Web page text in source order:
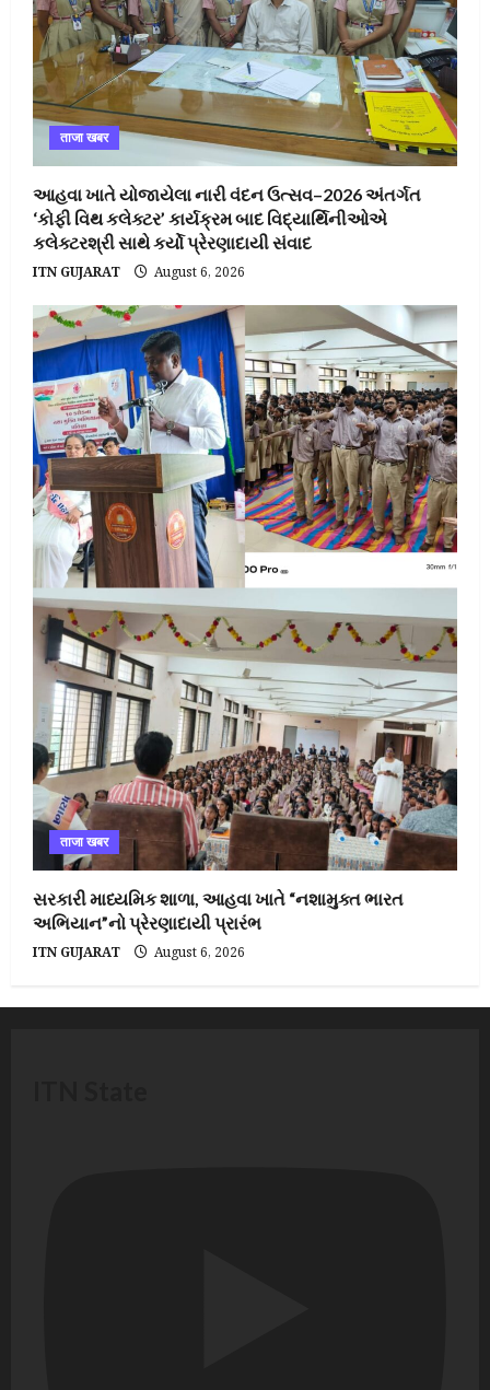
ताजा खबर
આહવા ખાતે યોજાયેલા નારી વંદન ઉત્સવ–2026 અંતર્ગત
‘કોફી વિથ કલેક્ટર’ કાર્યક્રમ બાદ વિદ્યાર્થિનીઓએ
કલેક્ટરશ્રી સાથે કર્યો પ્રેરણાદાયી સંવાદ
ITN GUJARAT August 6, 2026
ताजा खबर
સરકારી માધ્યમિક શાળા, આહવા ખાતે “નશામુક્ત ભારત
અભિયાન”નો પ્રેરણાદાયી પ્રારંભ
ITN GUJARAT August 6, 2026